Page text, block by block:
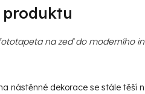
na zeď do moderního
nástěnné dekorace se stále těší